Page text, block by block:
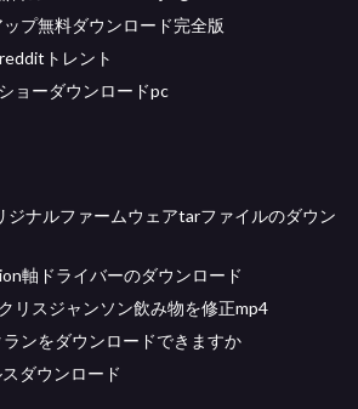
プ無料ダウンロード完全版
トレント
ョーダウンロードpc
ジナルファームウェアtarファイルのダウン
軸ドライバーのダウンロード
リスジャンソン飲み物を修正mp4
ンをダウンロードできますか
ダウンロード